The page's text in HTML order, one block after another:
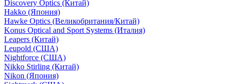
Discovery Optics (Китай)
Hakko (Япония)
Hawke Optics (Великобритания/Китай)
Konus Optical and Sport Systems (Италия)
Leapers (Китай)
Leupold (США)
Nightforce (США)
Nikko Stirling (Китай)
Nikon (Япония)